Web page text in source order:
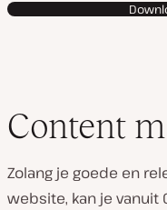
Content
Zolang je goede en
website, kan je vanuit